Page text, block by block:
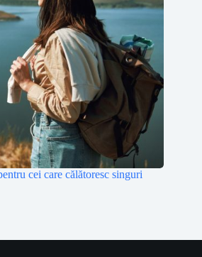
cei care călătoresc singuri